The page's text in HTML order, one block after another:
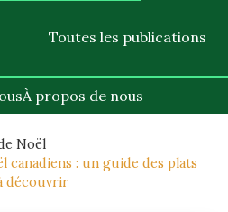
Toutes les publications
À propos de nous
Noël
canadiens : un guide des plats
découvrir